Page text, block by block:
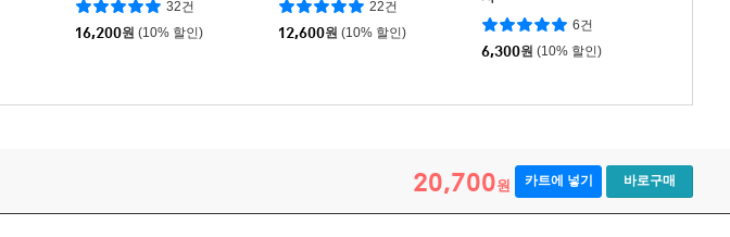
32건
16,200원 (10% 할인)
22건
12,600원 (10% 할인)
6건
6,300원 (10% 할인)
20,700원 카트에 넣기 바로구매